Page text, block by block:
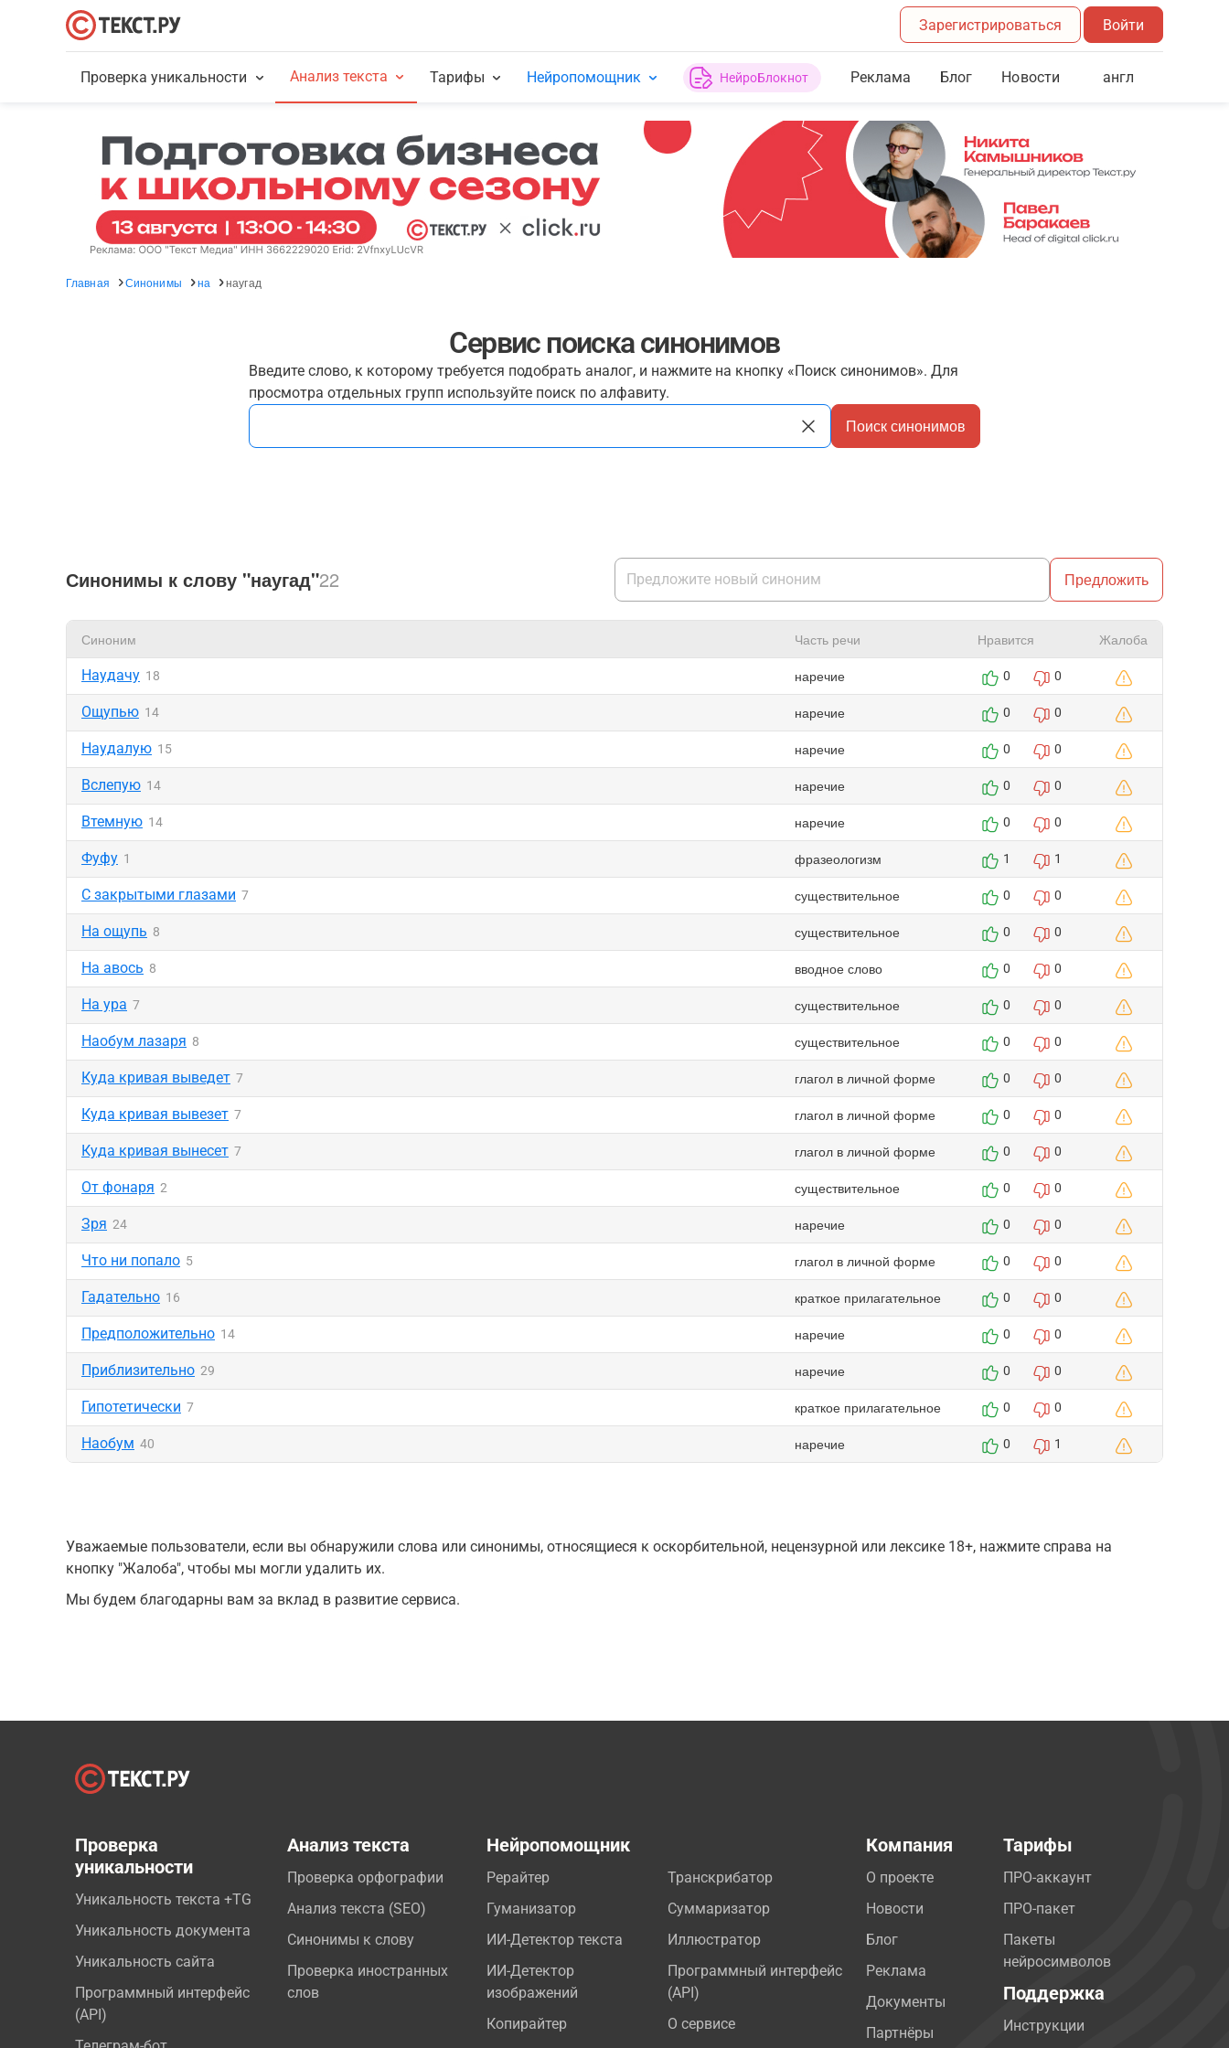
Зарегистрироваться Войти
Проверка уникальности Анализ текста Тарифы Нейропомощник НейроБлокнот Реклама Блог Новости англ
Главная Синонимы на наугад
Сервис поиска синонимов
Введите слово, к которому требуется подобрать аналог, и нажмите на кнопку «Поиск синонимов». Для
просмотра отдельных групп используйте поиск по алфавиту.
Поиск синонимов
Синонимы к слову "наугад"22 Предложить
Синоним Часть речи Нравится Жалоба
Наудачу 18 наречие 0 0
Ощупью 14 наречие 0 0
Наудалую 15 наречие 0 0
Вслепую 14 наречие 0 0
Втемную 14 наречие 0 0
Фуфу 1 фразеологизм 1 1
С закрытыми глазами 7 существительное 0 0
На ощупь 8 существительное 0 0
На авось 8 вводное слово 0 0
На ура 7 существительное 0 0
Наобум лазаря 8 существительное 0 0
Куда кривая выведет 7 глагол в личной форме 0 0
Куда кривая вывезет 7 глагол в личной форме 0 0
Куда кривая вынесет 7 глагол в личной форме 0 0
От фонаря 2 существительное 0 0
Зря 24 наречие 0 0
Что ни попало 5 глагол в личной форме 0 0
Гадательно 16 краткое прилагательное 0 0
Предположительно 14 наречие 0 0
Приблизительно 29 наречие 0 0
Гипотетически 7 краткое прилагательное 0 0
Наобум 40 наречие 0 1
Уважаемые пользователи, если вы обнаружили слова или синонимы, относящиеся к оскорбительной, нецензурной или лексике 18+, нажмите справа на
кнопку "Жалоба", чтобы мы могли удалить их.
Мы будем благодарны вам за вклад в развитие сервиса.
Проверка
уникальности
Уникальность текста +TG
Уникальность документа
Уникальность сайта
Программный интерфейс
(API)
Анализ текста
Проверка орфографии
Анализ текста (SEO)
Синонимы к слову
Проверка иностранных
слов
Нейропомощник
Рерайтер
Гуманизатор
ИИ-Детектор текста
ИИ-Детектор
изображений
Копирайтер
Транскрибатор
Суммаризатор
Иллюстратор
Программный интерфейс
(API)
О сервисе
Компания
О проекте
Новости
Блог
Реклама
Документы
Партнёры
Тарифы
ПРО-аккаунт
ПРО-пакет
Пакеты
нейросимволов
Поддержка
Инструкции